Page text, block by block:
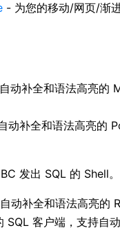
- 为您的移动/网页/渐
动补全和语法高亮的
动补全和语法高亮的
发出 SQL 的 Shell。
动补全和语法高亮的
SQL 客户端，支持自